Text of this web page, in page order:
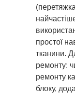
простої
тканини.
ремонту:
ремонту
блоку,